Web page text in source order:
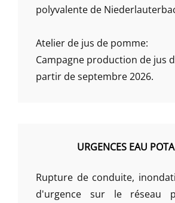
polyvalente de
Atelier de jus de pomme:
Campagne production de jus
partir de septembre 2026.
URGENCES EAU
Rupture de conduite,
d'urgence sur le réseau